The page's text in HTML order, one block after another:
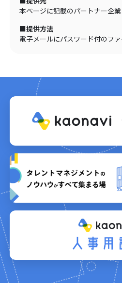
本ページに記載のパートナー企業
■提供方法
電子メールにパスワード付のフ